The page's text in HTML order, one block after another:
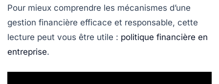
Pour mieux comprendre les mécanismes d’une
gestion financière efficace et responsable, cette
lecture peut vous être utile : politique financière en
entreprise.